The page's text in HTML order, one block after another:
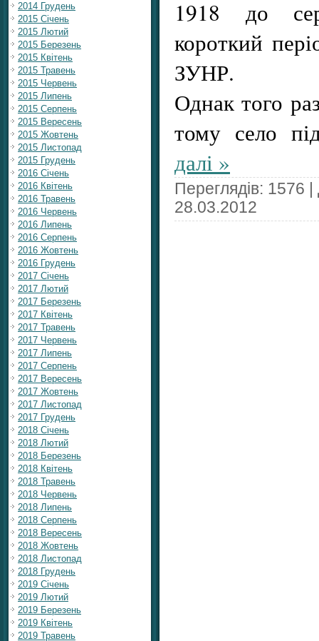
2014 Грудень
2015 Січень
2015 Лютий
2015 Березень
2015 Квітень
2015 Травень
2015 Червень
2015 Липень
2015 Серпень
2015 Вересень
2015 Жовтень
2015 Листопад
2015 Грудень
2016 Січень
2016 Квітень
2016 Травень
2016 Червень
2016 Липень
2016 Серпень
2016 Жовтень
2016 Грудень
2017 Січень
2017 Лютий
2017 Березень
2017 Квітень
2017 Травень
2017 Червень
2017 Липень
2017 Серпень
2017 Вересень
2017 Жовтень
2017 Листопад
2017 Грудень
2018 Січень
2018 Лютий
2018 Березень
2018 Квітень
2018 Травень
2018 Червень
2018 Липень
2018 Серпень
2018 Вересень
2018 Жовтень
2018 Листопад
2018 Грудень
2019 Січень
2019 Лютий
2019 Березень
2019 Квітень
2019 Травень
1918 до
короткий
ЗУНР.
Однак того
тому село
далі »
Переглядів: 1576
28.03.2012